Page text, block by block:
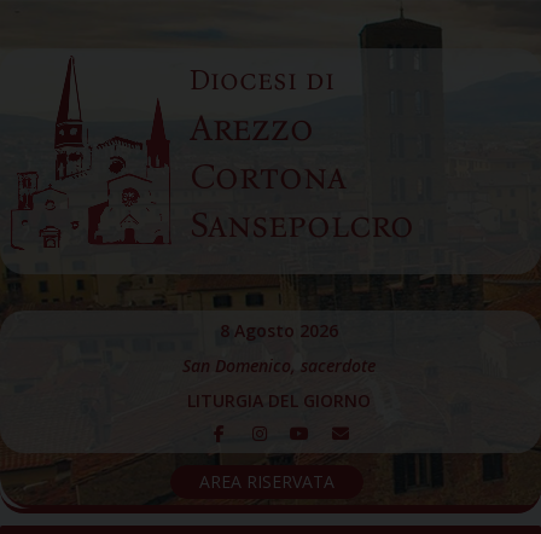
content
Diocesi di
Arezzo
Cortona
Sansepolcro
8 Agosto 2026
San Domenico, sacerdote
LITURGIA DEL GIORNO
AREA RISERVATA